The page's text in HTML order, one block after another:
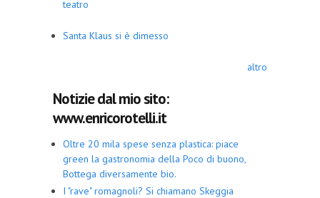
teatro
Santa Klaus si è dimesso
altro
Notizie dal mio sito:
www.enricorotelli.it
Oltre 20 mila spese senza plastica: piace
green la gastronomia della Poco di buono,
Bottega diversamente bio.
I "rave" romagnoli? Si chiamano Skeggia